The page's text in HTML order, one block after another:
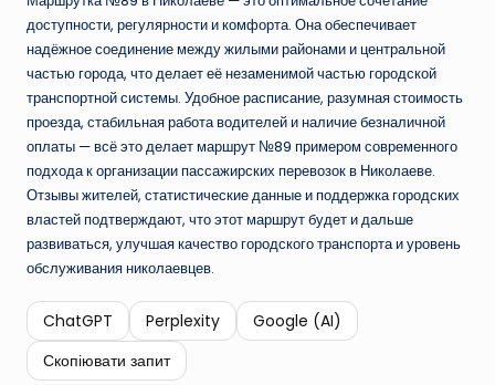
доступности, регулярности и комфорта. Она обеспечивает
надёжное соединение между жилыми районами и центральной
частью города, что делает её незаменимой частью городской
транспортной системы. Удобное расписание, разумная стоимость
проезда, стабильная работа водителей и наличие безналичной
оплаты — всё это делает маршрут №89 примером современного
подхода к организации пассажирских перевозок в Николаеве.
Отзывы жителей, статистические данные и поддержка городских
властей подтверждают, что этот маршрут будет и дальше
развиваться, улучшая качество городского транспорта и уровень
обслуживания николаевцев.
ChatGPT Perplexity
Google (AI)
Скопіювати запит